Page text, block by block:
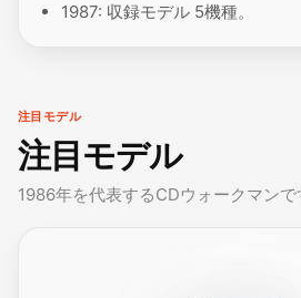
1987: 収録モデル 5機種。
注目モデル
注目モデル
1986年を代表するCDウォークマンで